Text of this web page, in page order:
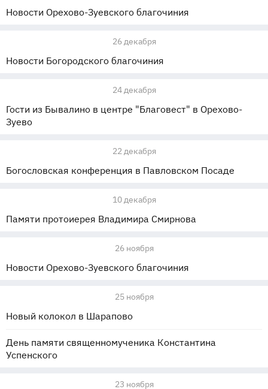
Новости Орехово-Зуевского благочиния
26 декабря
Новости Богородского благочиния
24 декабря
Гости из Бывалино в центре "Благовест" в Орехово-
Зуево
22 декабря
Богословская конференция в Павловском Посаде
10 декабря
Памяти протоиерея Владимира Смирнова
26 ноября
Новости Орехово-Зуевского благочиния
25 ноября
Новый колокол в Шарапово
День памяти священномученика Константина
Успенского
23 ноября